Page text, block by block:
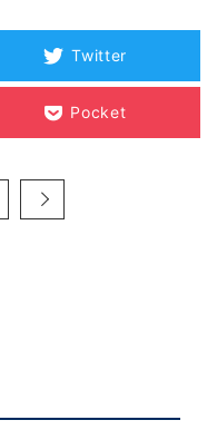
Twitter
Pocket